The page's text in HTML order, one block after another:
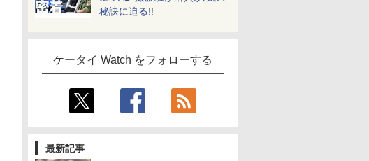
秘訣に迫る!!
ケータイ Watch をフォローする
最新記事